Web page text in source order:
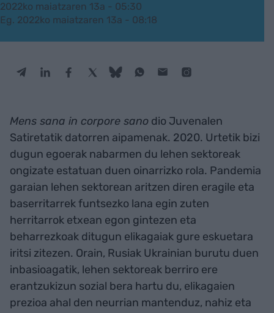
2022ko maiatzaren 13a - 05:30
Eg. 2022ko maiatzaren 13a - 08:18
Mens sana in corpore sano dio Juvenalen
Satiretatik datorren aipamenak. 2020. Urtetik bizi
dugun egoerak nabarmen du lehen sektoreak
ongizate estatuan duen oinarrizko rola. Pandemia
garaian lehen sektorean aritzen diren eragile eta
baserritarrek funtsezko lana egin zuten
herritarrok etxean egon gintezen eta
beharrezkoak ditugun elikagaiak gure eskuetara
iritsi zitezen. Orain, Rusiak Ukrainian burutu duen
inbasioagatik, lehen sektoreak berriro ere
erantzukizun sozial bera hartu du, elikagaien
prezioa ahal den neurrian mantenduz, nahiz eta